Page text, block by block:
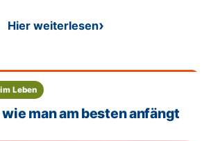
Hier weiterlesen: Anleitung in 3 Schritten:
Leben
man am besten anfängt